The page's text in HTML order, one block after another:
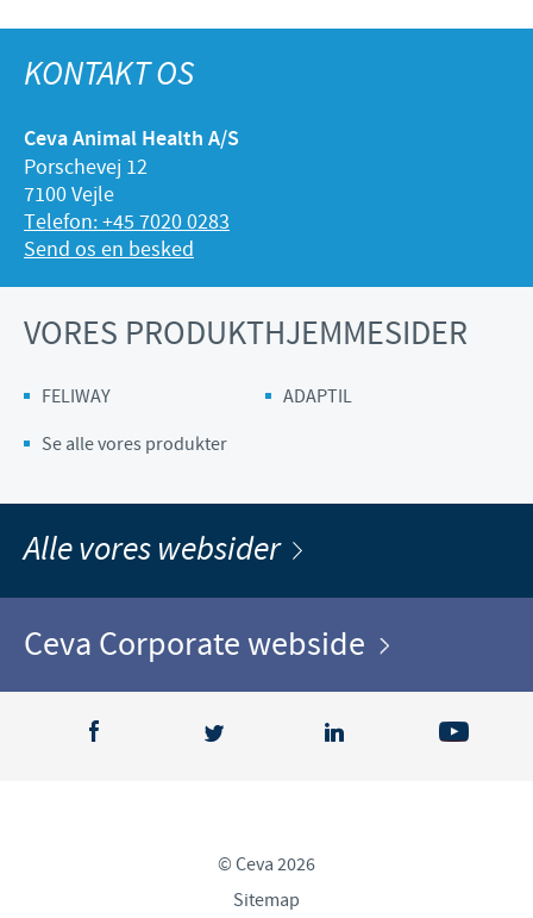
KONTAKT OS
Ceva Animal Health A/S
Porschevej 12
7100 Vejle
Telefon: +45 7020 0283
Send os en besked
VORES PRODUKTHJEMMESIDER
FELIWAY
ADAPTIL
Se alle vores produkter
Alle vores websider
Ceva Corporate webside
© Ceva 2026
Sitemap